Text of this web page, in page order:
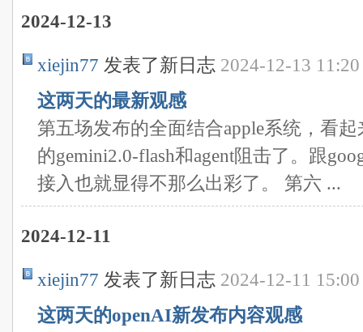
2024-12-13
xiejin77 发表了新日志 2024-12-13 11:20
这两天的最新观感
第五场发布的全面结合apple系统，看
的gemini2.0-flash和agent阻击了。跟
接入也就显得不那么出彩了。 第六 ...
2024-12-11
xiejin77 发表了新日志 2024-12-11 15:00
这两天的openAI新发布内容观感